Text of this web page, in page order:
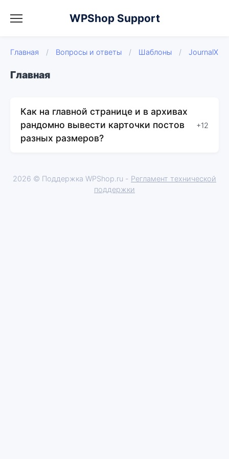
WPShop Support
Главная / Вопросы и ответы / Шаблоны / JournalX
Главная
Как на главной странице и в архивах
рандомно вывести карточки постов
разных размеров?
+12
2026 © Поддержка WPShop.ru - Регламент технической
поддержки